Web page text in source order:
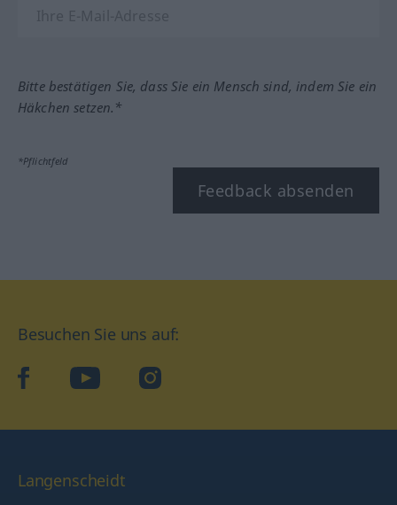
Bitte bestätigen Sie, dass Sie ein Mensch sind, indem Sie ein
Häkchen setzen.*
*Pflichtfeld
Feedback absenden
Besuchen Sie uns auf:
facebookYouTube Instagram
Langenscheidt